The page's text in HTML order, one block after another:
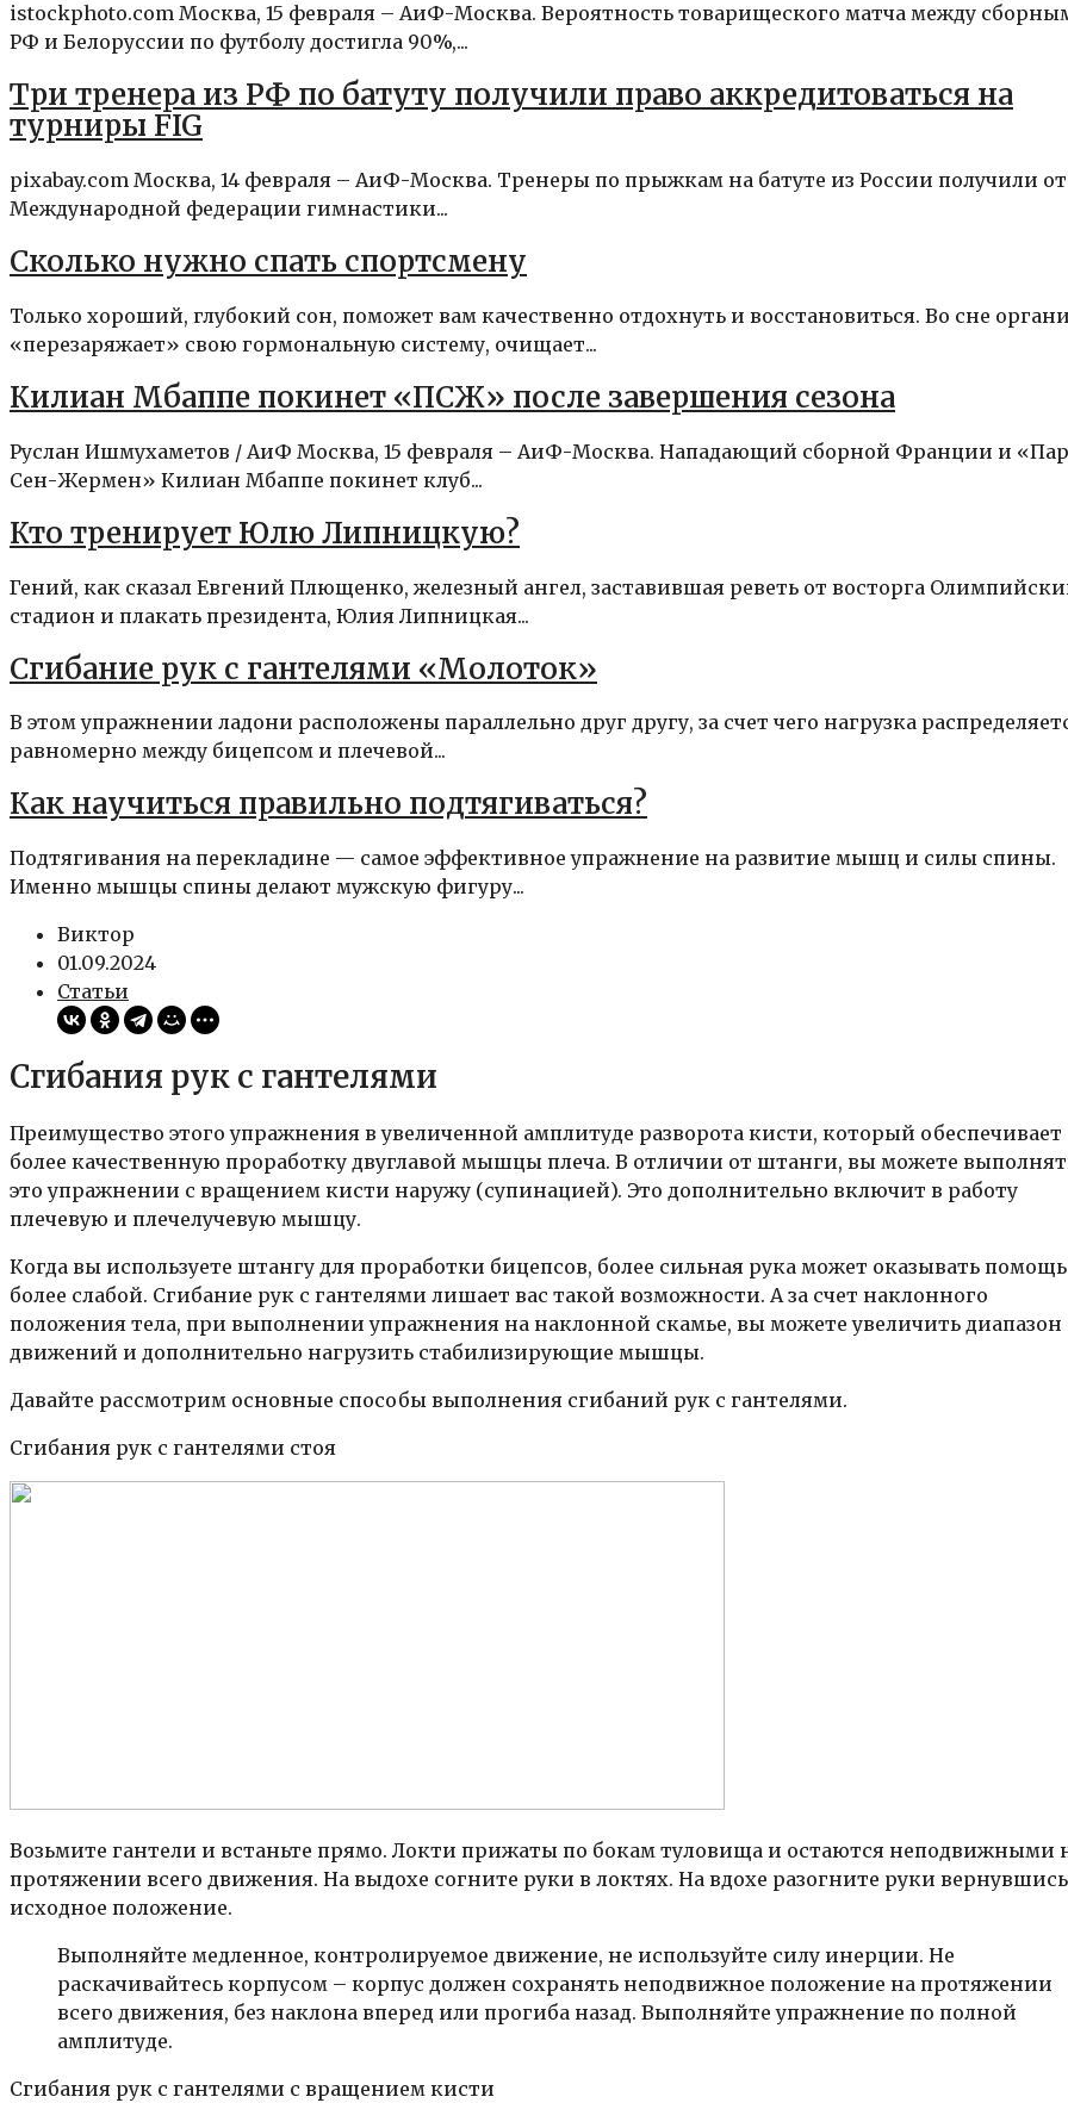
istockphoto.com Москва, 15 февраля – АиФ-Москва. Вероятность товарищеского матча между
РФ и Белоруссии по футболу достигла 90%,...
Три тренера из РФ по батуту получили право аккредитоваться на
турниры FIG
pixabay.com Москва, 14 февраля – АиФ-Москва. Тренеры по прыжкам на батуте из России получили от
Международной федерации гимнастики...
Сколько нужно спать спортсмену
Только хороший, глубокий сон, поможет вам качественно отдохнуть и восстановиться. Во сне
«перезаряжает» свою гормональную систему, очищает...
Килиан Мбаппе покинет «ПСЖ» после завершения сезона
Руслан Ишмухаметов / АиФ Москва, 15 февраля – АиФ-Москва. Нападающий сборной Франции и
Сен-Жермен» Килиан Мбаппе покинет клуб...
Кто тренирует Юлю Липницкую?
Гений, как сказал Евгений Плющенко, железный ангел, заставившая реветь от восторга
стадион и плакать президента, Юлия Липницкая...
Сгибание рук с гантелями «Молоток»
В этом упражнении ладони расположены параллельно друг другу, за счет чего нагрузка
равномерно между бицепсом и плечевой...
Как научиться правильно подтягиваться?
Подтягивания на перекладине — самое эффективное упражнение на развитие мышц и силы спины.
Именно мышцы спины делают мужскую фигуру...
Виктор
01.09.2024
Статьи
Сгибания рук с гантелями
Преимущество этого упражнения в увеличенной амплитуде разворота кисти, который обеспечивает
более качественную проработку двуглавой мышцы плеча. В отличии от штанги, вы можете
это упражнении с вращением кисти наружу (супинацией). Это дополнительно включит в работу
плечевую и плечелучевую мышцу.
Когда вы используете штангу для проработки бицепсов, более сильная рука может оказывать помощь
более слабой. Сгибание рук с гантелями лишает вас такой возможности. А за счет наклонного
положения тела, при выполнении упражнения на наклонной скамье, вы можете увеличить диапазон
движений и дополнительно нагрузить стабилизирующие мышцы.
Давайте рассмотрим основные способы выполнения сгибаний рук с гантелями.
Сгибания рук с гантелями стоя
Возьмите гантели и встаньте прямо. Локти прижаты по бокам туловища и остаются неподвижными
протяжении всего движения. На выдохе согните руки в локтях. На вдохе разогните руки
исходное положение.
Выполняйте медленное, контролируемое движение, не используйте силу инерции. Не
раскачивайтесь корпусом – корпус должен сохранять неподвижное положение на протяжении
всего движения, без наклона вперед или прогиба назад. Выполняйте упражнение по полной
амплитуде.
Сгибания рук с гантелями с вращением кисти